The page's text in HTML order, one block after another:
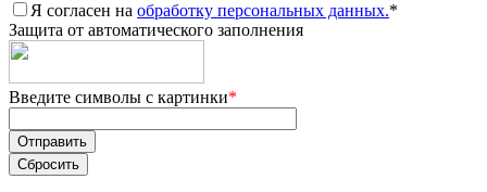
Я согласен на обработку персональных данных.*
Защита от автоматического заполнения
Введите символы с картинки*